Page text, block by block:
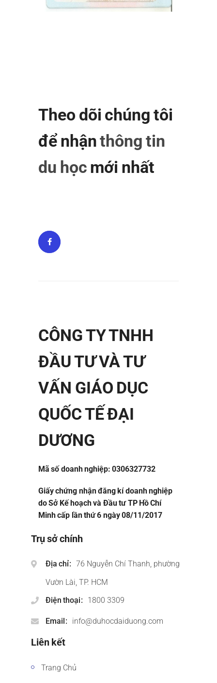
Theo dõi chúng tôi
để nhậnthông tin
du học mới nhất
CÔNG TY TNHH
ĐẦU TƯ VÀ TƯ
VẤN GIÁO DỤC
QUỐC TẾ ĐẠI
DƯƠNG
Mã số doanh nghiệp: 0306327732
Giấy chứng nhận đăng kí doanh nghiệp
do Sở Kế hoạch và Đầu tư TP Hồ Chí
Minh cấp lần thứ 6 ngày 08/11/2017
Trụ sở chính
Địa chỉ
76 Nguyễn Chí Thanh, phường
Vườn Lài, TP. HCM
Điện thoại
1800 3309
Email info@duhocdaiduong.com
Liên kết
Trang Chủ